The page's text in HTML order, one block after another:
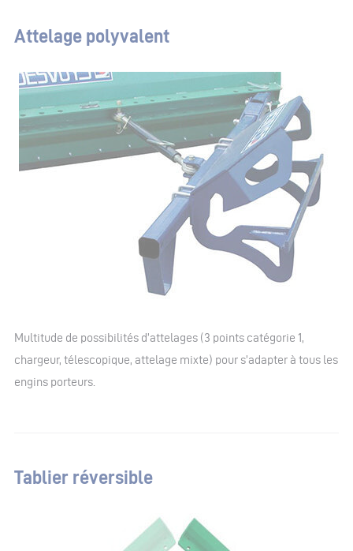
Attelage polyvalent
Multitude de possibilités d’attelages (3 points catégorie 1,
chargeur, télescopique, attelage mixte) pour s’adapter à tous les
engins porteurs.
Tablier réversible